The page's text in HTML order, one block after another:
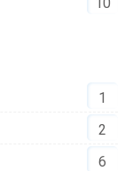
1
2
6